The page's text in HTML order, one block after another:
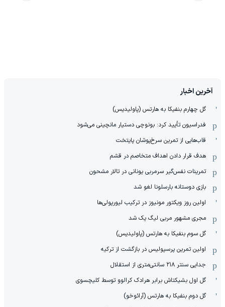
آخرین اخبار
گل چهارم بنفیکا به هارتس (پاولیدیس)
فدراسیون تأیید کرد: بونوچی دستیار مانچینی می‌شود
قاب‌هایی از تمرین سرخ‌پوشان پایتخت
هدف قرار دادن اهداف متخاصم در قشم
‏تمرینات نفس‌گیر سرمربی یونانی در تالار مشحون
بازی دوستانه بارسلونا لغو شد
اولین روز ویکتور مونیوز در ترکیب لیورپولی‌ها
مجری مشهور مربی لیگ یک شد
گل سوم بنفیکا به هارتس (پاولیدیس)
اولین تمرین پرسپولیس در بازگشت از ترکیه
جدایی سنتر ۲۱۸ سانتی‌متری از استقلال
گل اول بشیکتاش برابر هرادک کرالوو توسط کلیچسوی
گل دوم بنفیکا به هارتس (آرائوخو)